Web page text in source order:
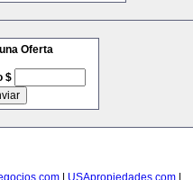
Oferta
$
| USApropiedades.com|